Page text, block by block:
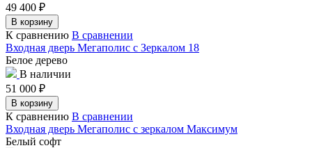
49 400 ₽
В корзину
К сравнению В сравнении
Входная дверь Мегаполис с Зеркалом 18
Белое дерево
В наличии
51 000 ₽
В корзину
К сравнению В сравнении
Входная дверь Мегаполис с зеркалом Максимум
Белый софт